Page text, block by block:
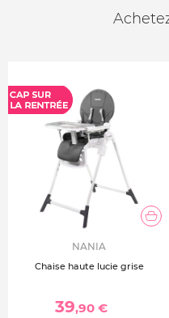
NANIA
Chaise haute lucie grise
39,90 €